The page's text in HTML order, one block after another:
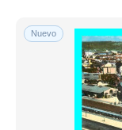
Nuevo